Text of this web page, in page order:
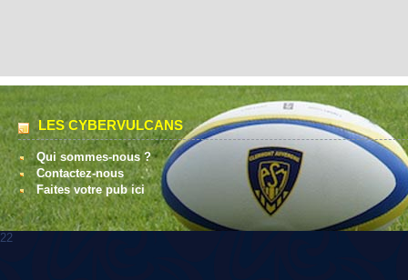
LES CYBERVULCANS
Qui sommes-nous ?
Contactez-nous
Faites votre pub ici
22